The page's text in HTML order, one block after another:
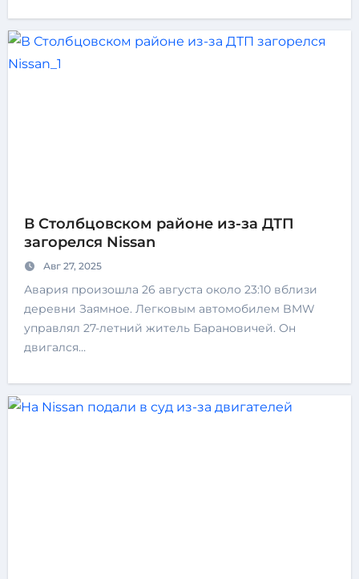
В Столбцовском районе из-за ДТП
загорелся Nissan
Авг 27, 2025
Авария произошла 26 августа около 23:10 вблизи
деревни Заямное. Легковым автомобилем BMW
управлял 27-летний житель Барановичей. Он
двигался…